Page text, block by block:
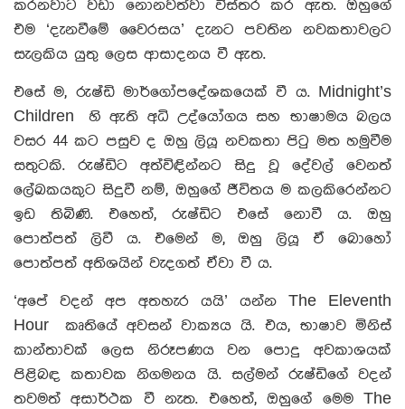
කරනවාට වඩා නොනවත්වා විස්තර කර ඇත. ඔහුගේ
එම ‘දැනවීමේ වෛරසය’ දැනට පවතින නවකතාවලට
සැලකිය යුතු ලෙස ආසාදනය වී ඇත.
එසේ ම, රුෂ්ඩි මාර්ගෝපදේශකයෙක් වී ය. Midnight’s
Children හි ඇති අධි උද්‌යෝගය සහ භාෂාමය බලය
වසර 44 කට පසුව ද ඔහු ලියූ නවකතා පිටු මත හමුවීම
සතුටකි. රුෂ්ඩිට අත්විඳින්නට සිදු වූ දේවල් වෙනත්
ලේඛකයකුට සිදුවී නම්, ඔහුගේ ජීවිතය ම කලකිරෙන්නට
ඉඩ තිබිණි. එහෙත්, රුෂ්ඩිට එසේ නොවී ය. ඔහු
පොත්පත් ලිවී ය. එමෙන් ම, ඔහු ලියූ ඒ බොහෝ
පොත්පත් අතිශයින් වැදගත් ඒවා වී ය.
‘අපේ වදන් අප අතහැර යයි’ යන්න The Eleventh
Hour කෘතියේ අවසන් වාක්‍යය යි. එය, භාෂාව මිනිස්
කාන්තාවක් ලෙස නිරූපණය වන පොදු අවකාශයක්
පිළිබඳ කතාවක නිගමනය යි. සල්මන් රුෂ්ඩිගේ වදන්
තවමත් අසාර්ථක වී නැත. එහෙත්, ඔහුගේ මෙම The